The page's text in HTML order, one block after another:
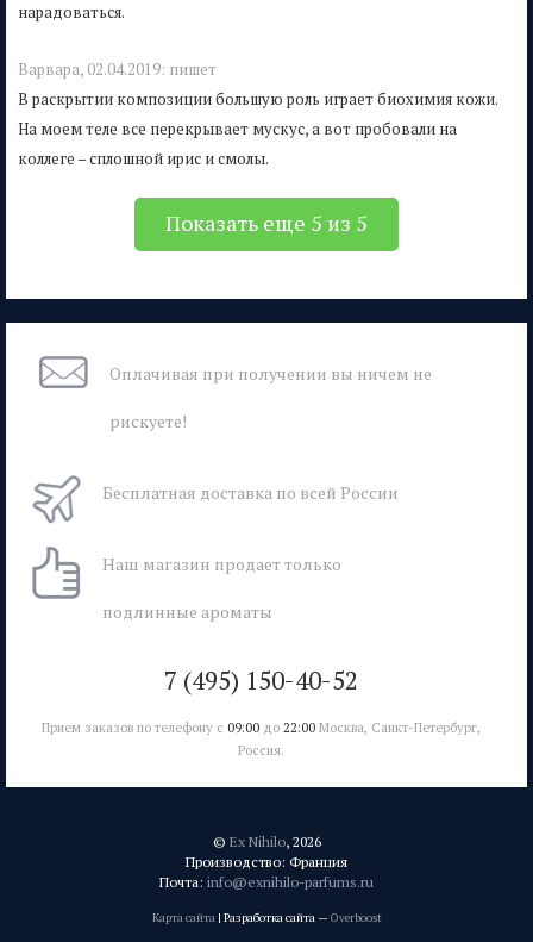
нарадоваться.
Варвара, 02.04.2019: пишет
В раскрытии композиции большую роль играет биохимия кожи.
На моем теле все перекрывает мускус, а вот пробовали на
коллеге – сплошной ирис и смолы.
Показать еще 5 из 5
Оплачивая при получении вы ничем не
рискуете!
Бесплатная доставка по всей России
Наш магазин продает только
подлинные ароматы
7 (495) 150-40-52
Прием заказов по телефону с 09:00до 22:00Москва, Санкт-Петербург,
Россия.
© Ex Nihilo, 2026
Производство: Франция
Почта: info@exnihilo-parfums.ru
Карта сайта| Разработка сайта — Overboost